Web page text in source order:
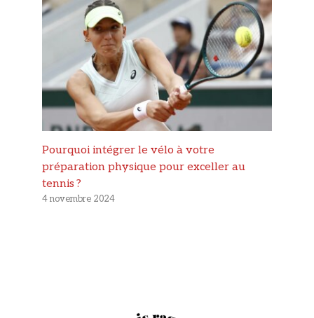
Pourquoi intégrer le vélo à votre
préparation physique pour exceller au
tennis ?
4 novembre 2024